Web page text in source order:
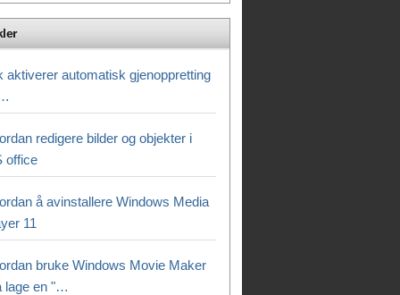
aktiverer automatisk gjenoppretting
redigere bilder og objekter i
office
å avinstallere Windows Media
11
bruke Windows Movie Maker
lage en "…